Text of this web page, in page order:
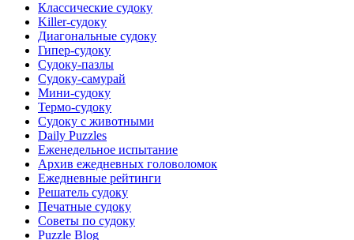
Классические судоку
Killer-судоку
Диагональные судоку
Гипер-судоку
Судоку-пазлы
Судоку-самурай
Мини-судоку
Термо-судоку
Судоку с животными
Daily Puzzles
Еженедельное испытание
Архив ежедневных головоломок
Ежедневные рейтинги
Решатель судоку
Печатные судоку
Советы по судоку
Puzzle Blog